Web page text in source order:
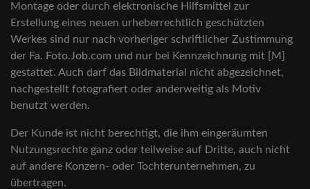
Montage oder durch elektronische Hilfsmittel zur
Erstellung eines neuen urheberrechtlich geschützten
Werkes sind nur nach vorheriger schriftlicher Zustimmung
der Fa. Foto.Job.com und nur bei Kennzeichnung mit [M]
gestattet. Auch darf das Bildmaterial nicht abgezeichnet,
nachgestellt fotografiert oder anderweitig als Motiv
benutzt werden.
Der Kunde ist nicht berechtigt, die ihm eingeräumten
Nutzungsrechte ganz oder teilweise auf Dritte, auch nicht
auf andere Konzern- oder Tochterunternehmen, zu
übertragen.